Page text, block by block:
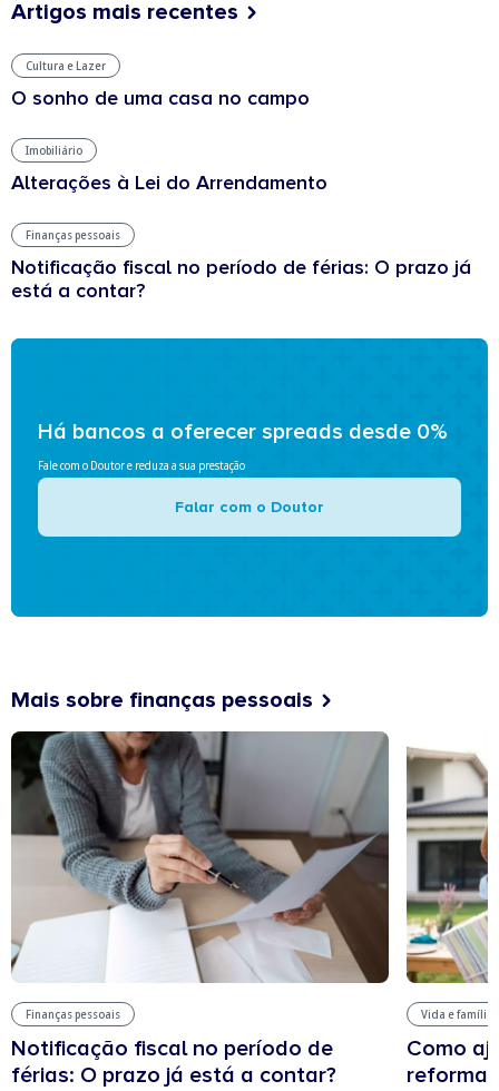
Artigos mais recentes
Cultura e Lazer
O sonho de uma casa no campo
Imobiliário
Alterações à Lei do Arrendamento
Finanças pessoais
Notificação fiscal no período de férias: O prazo já
está a contar?
Há bancos a oferecer spreads desde 0%
Fale com o Doutor e reduza a sua prestação
Falar com o Doutor
Mais sobre finanças pessoais
Finanças pessoais
Notificação fiscal no período de
férias: O prazo já está a contar?
Vida e família
Como
reforma